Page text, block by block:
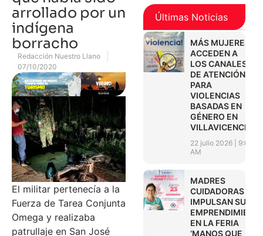
arrollado por un
indígena
borracho
Redacción Nuestro Llano
07/10/2020
El militar pertenecía a la
Fuerza de Tarea Conjunta
Omega y realizaba
patrullaje en San José
Últimas Noticias
MÁS MUJERES
ACCEDEN A
LOS CANALES
DE ATENCIÓN
PARA
VIOLENCIAS
BASADAS EN
GÉNERO EN
VILLAVICENCIO
22 julio 2026
9:01
AM
MADRES
CUIDADORAS
IMPULSAN SUS
EN LA FERIA
‘MANOS QUE